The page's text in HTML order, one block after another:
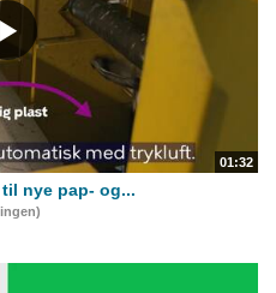
01:32
nye pap- og...